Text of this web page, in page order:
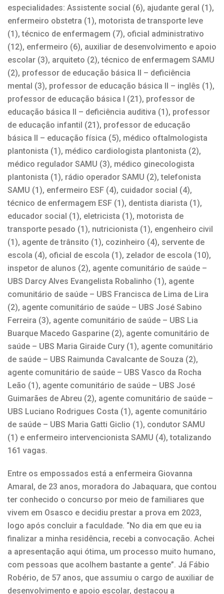
especialidades: Assistente social (6), ajudante geral (1),
enfermeiro obstetra (1), motorista de transporte leve
(1), técnico de enfermagem (7), oficial administrativo
(12), enfermeiro (6), auxiliar de desenvolvimento e apoio
escolar (3), arquiteto (2), técnico de enfermagem SAMU
(2), professor de educação básica II – deficiência
mental (3), professor de educação básica II – inglês (1),
professor de educação básica I (21), professor de
educação básica II – deficiência auditiva (1), professor
de educação infantil (21), professor de educação
básica II – educação física (5), médico oftalmologista
plantonista (1), médico cardiologista plantonista (2),
médico regulador SAMU (3), médico ginecologista
plantonista (1), rádio operador SAMU (2), telefonista
SAMU (1), enfermeiro ESF (4), cuidador social (4),
técnico de enfermagem ESF (1), dentista diarista (1),
educador social (1), eletricista (1), motorista de
transporte pesado (1), nutricionista (1), engenheiro civil
(1), agente de trânsito (1), cozinheiro (4), servente de
escola (4), oficial de escola (1), zelador de escola (10),
inspetor de alunos (2), agente comunitário de saúde –
UBS Darcy Alves Evangelista Robalinho (1), agente
comunitário de saúde – UBS Francisca de Lima de Lira
(2), agente comunitário de saúde – UBS José Sabino
Ferreira (3), agente comunitário de saúde – UBS Lia
Buarque Macedo Gasparine (2), agente comunitário de
saúde – UBS Maria Giraide Cury (1), agente comunitário
de saúde – UBS Raimunda Cavalcante de Souza (2),
agente comunitário de saúde – UBS Vasco da Rocha
Leão (1), agente comunitário de saúde – UBS José
Guimarães de Abreu (2), agente comunitário de saúde –
UBS Luciano Rodrigues Costa (1), agente comunitário
de saúde – UBS Maria Gatti Giclio (1), condutor SAMU
(1) e enfermeiro intervencionista SAMU (4), totalizando
161 vagas.
Entre os empossados está a enfermeira Giovanna
Amaral, de 23 anos, moradora do Jabaquara, que contou
ter conhecido o concurso por meio de familiares que
vivem em Osasco e decidiu prestar a prova em 2023,
logo após concluir a faculdade. “No dia em que eu ia
finalizar a minha residência, recebi a convocação. Achei
a apresentação aqui ótima, um processo muito humano,
com pessoas que acolhem bastante a gente”. Já Fábio
Robério, de 57 anos, que assumiu o cargo de auxiliar de
desenvolvimento e apoio escolar, destacou a